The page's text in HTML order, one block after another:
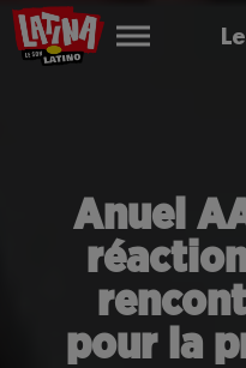
Anuel
pour la